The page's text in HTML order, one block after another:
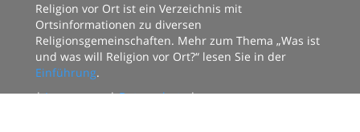
Religion vor Ort ist ein Verzeichnis mit
Ortsinformationen zu diversen
Religionsgemeinschaften. Mehr zum Thema „Was ist
und was will Religion vor Ort?“ lesen Sie in der
Einführung.
|Impressum|Datenschutz|